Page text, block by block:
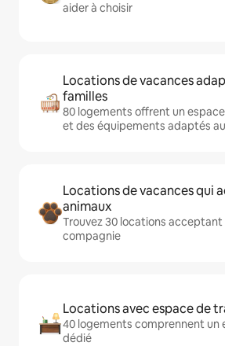
aider à choisir
Locations de vacances
familles
80 logements offrent un
et des équipements adaptés
Locations de vacances qui
animaux
Trouvez 30 locations acceptant
compagnie
Locations avec espace de
40 logements comprennent un
dédié